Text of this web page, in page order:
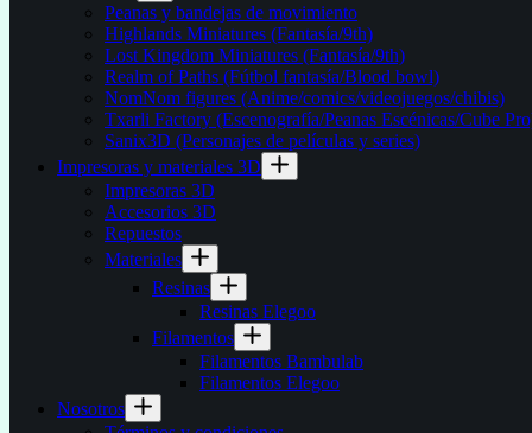
Peanas y bandejas de movimiento
Highlands Miniatures (Fantasía/9th)
Lost Kingdom Miniatures (Fantasía/9th)
Realm of Paths (Fútbol fantasía/Blood bowl)
NomNom figures (Anime/comics/videojuegos/chibis)
Txarli Factory (Escenografía/Peanas Escénicas/Cube
Sanix3D (Personajes de películas y series)
Impresoras y materiales 3D
Impresoras 3D
Accesorios 3D
Repuestos
Materiales
Resinas
Resinas Elegoo
Filamentos
Filamentos Bambulab
Filamentos Elegoo
Nosotros